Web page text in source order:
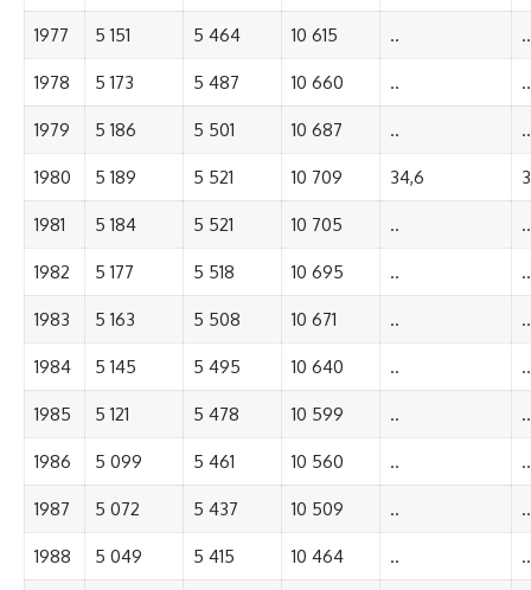
1977 5 151 5 464 10 615 .. ..
1978 5 173 5 487 10 660 .. ..
1979 5 186 5 501 10 687 .. ..
1980 5 189 5 521 10 709 34,6
1981 5 184 5 521 10 705 .. ..
1982 5 177 5 518 10 695 .. ..
1983 5 163 5 508 10 671 .. ..
1984 5 145 5 495 10 640 .. ..
1985 5 121 5 478 10 599 .. ..
1986 5 099 5 461 10 560 .. ..
1987 5 072 5 437 10 509 .. ..
1988 5 049 5 415 10 464 .. ..